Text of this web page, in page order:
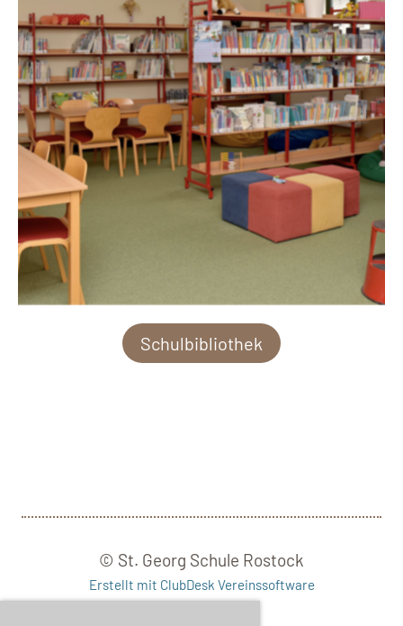
Schulbibliothek
© St. Georg Schule Rostock
Erstellt mit ClubDesk Vereinssoftware